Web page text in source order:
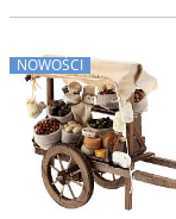
NOWOŚCI